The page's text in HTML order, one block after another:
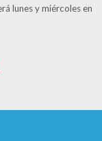
lunes y miércoles en